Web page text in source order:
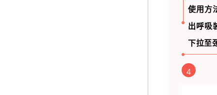
使用方
出呼吸
下拉至
4